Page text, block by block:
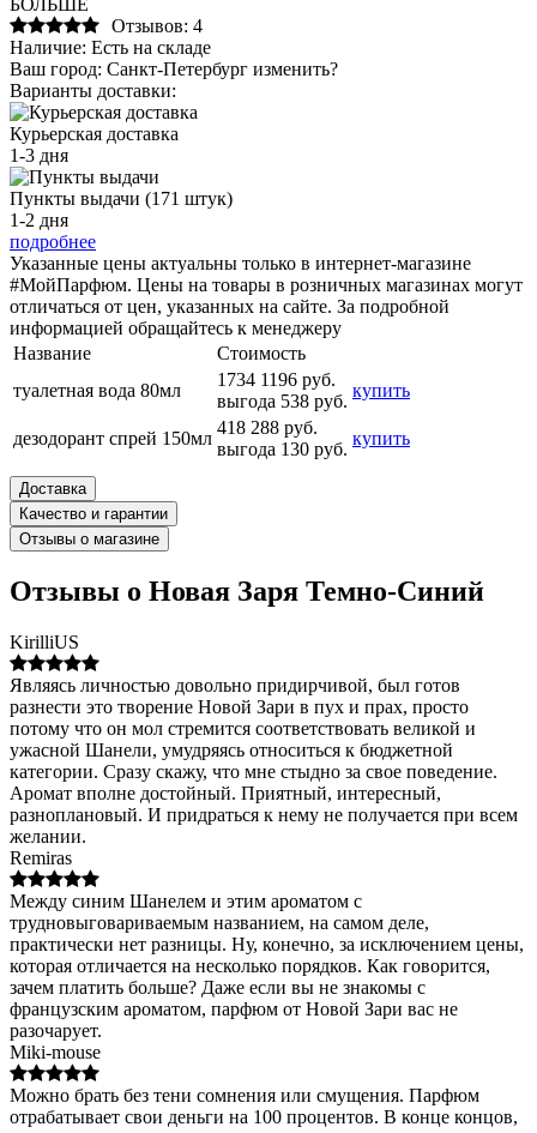
Отзывов: 4
Наличие: Есть на складе
Ваш город: Санкт-Петербург изменить?
Варианты доставки:
Курьерская доставка
1-3 дня
Пункты выдачи (171 штук)
1-2 дня
подробнее
Указанные цены актуальны только в интернет-магазине
#МойПарфюм. Цены на товары в розничных магазинах могут
отличаться от цен, указанных на сайте. За подробной
информацией обращайтесь к менеджеру
Название
Стоимость
туалетная вода 80мл
1734 1196 руб.
выгода 538 руб.
купить
дезодорант спрей 150мл
418 288 руб.
выгода 130 руб.
купить
Доставка
Качество и гарантии
Отзывы о магазине
Отзывы о Новая Заря Темно-Синий
KirilliUS
Являясь личностью довольно придирчивой, был готов
разнести это творение Новой Зари в пух и прах, просто
потому что он мол стремится соответствовать великой и
ужасной Шанели, умудряясь относиться к бюджетной
категории. Сразу скажу, что мне стыдно за свое поведение.
Аромат вполне достойный. Приятный, интересный,
разноплановый. И придраться к нему не получается при всем
желании.
Remiras
Между синим Шанелем и этим ароматом с
трудновыговариваемым названием, на самом деле,
практически нет разницы. Ну, конечно, за исключением цены,
которая отличается на несколько порядков. Как говорится,
зачем платить больше? Даже если вы не знакомы с
французским ароматом, парфюм от Новой Зари вас не
разочарует.
Miki-mouse
Можно брать без тени сомнения или смущения. Парфюм
отрабатывает свои деньги на 100 процентов. В конце концов,